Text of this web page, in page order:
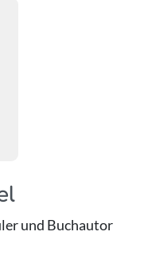
und Buchautor